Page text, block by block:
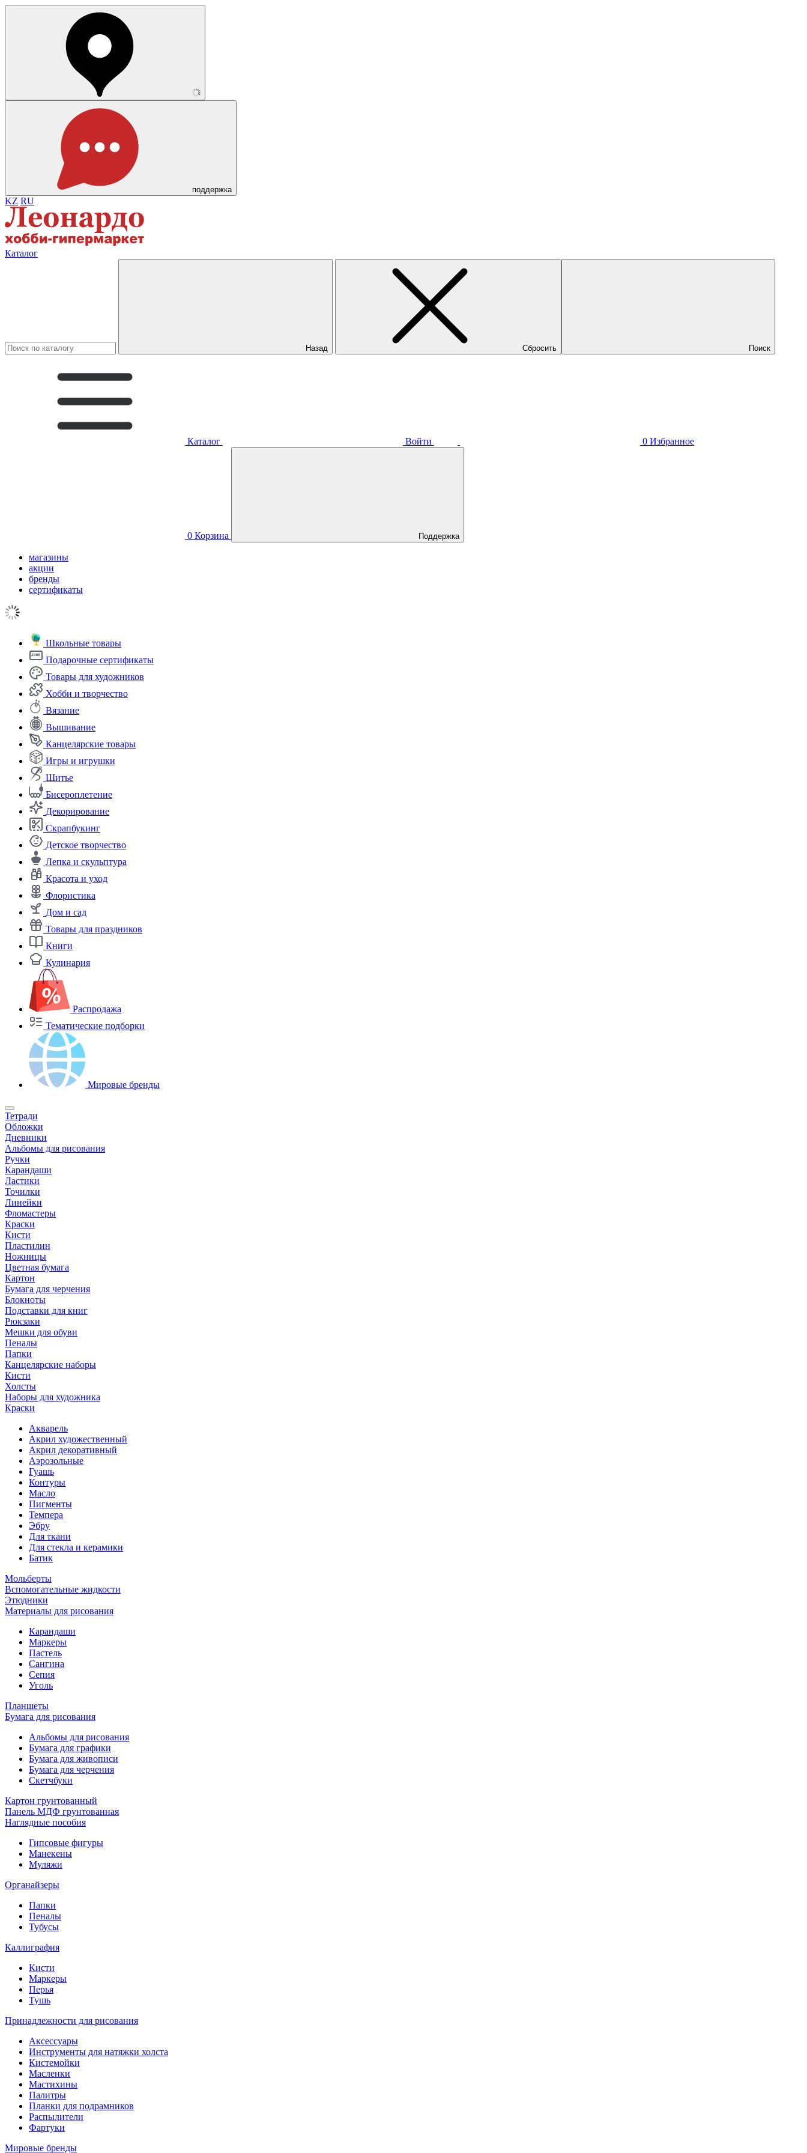
поддержка
KZ RU
Каталог
Назад Сбросить Поиск
Каталог Войти 0 Избранное
0 Корзина Поддержка
магазины
акции
бренды
сертификаты
Школьные товары
Подарочные сертификаты
Товары для художников
Хобби и творчество
Вязание
Вышивание
Канцелярские товары
Игры и игрушки
Шитье
Бисероплетение
Декорирование
Скрапбукинг
Детское творчество
Лепка и скульптура
Красота и уход
Флористика
Дом и сад
Товары для праздников
Книги
Кулинария
Распродажа
Тематические подборки
Мировые бренды
Тетради
Обложки
Дневники
Альбомы для рисования
Ручки
Карандаши
Ластики
Точилки
Линейки
Фломастеры
Краски
Кисти
Пластилин
Ножницы
Цветная бумага
Картон
Бумага для черчения
Блокноты
Подставки для книг
Рюкзаки
Мешки для обуви
Пеналы
Папки
Канцелярские наборы
Кисти
Холсты
Наборы для художника
Краски
Акварель
Акрил художественный
Акрил декоративный
Аэрозольные
Гуашь
Контуры
Масло
Пигменты
Темпера
Эбру
Для ткани
Для стекла и керамики
Батик
Мольберты
Вспомогательные жидкости
Этюдники
Материалы для рисования
Карандаши
Маркеры
Пастель
Сангина
Сепия
Уголь
Планшеты
Бумага для рисования
Альбомы для рисования
Бумага для графики
Бумага для живописи
Бумага для черчения
Скетчбуки
Картон грунтованный
Панель МДФ грунтованная
Наглядные пособия
Гипсовые фигуры
Манекены
Муляжи
Органайзеры
Папки
Пеналы
Тубусы
Каллиграфия
Кисти
Маркеры
Перья
Тушь
Принадлежности для рисования
Аксессуары
Инструменты для натяжки холста
Кистемойки
Масленки
Мастихины
Палитры
Планки для подрамников
Распылители
Фартуки
Мировые бренды